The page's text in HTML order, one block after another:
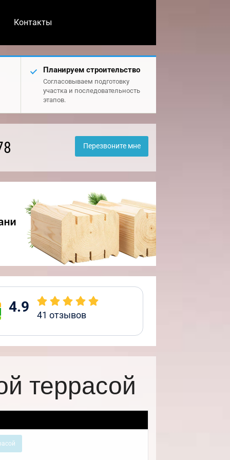
Контакты
Планируем строительство
Согласовываем подготовку
участка и последовательность
этапов.
Перезвоните мне
4.9 41 отзывов
террасой